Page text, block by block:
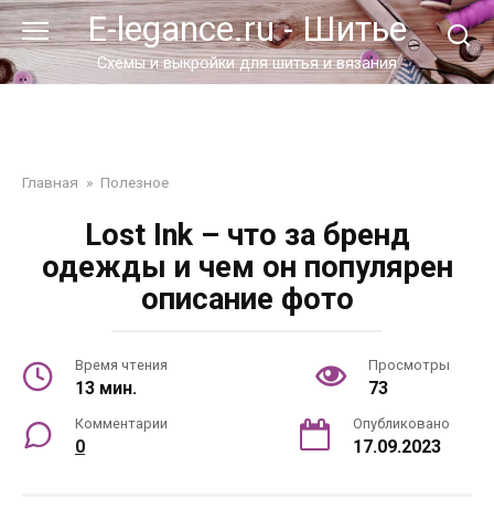
Перейти
к
контенту
E-legance.ru - Шитье
Схемы и выкройки для шитья и вязания
Главная » Полезное
Lost Ink – что за бренд
одежды и чем он популярен
описание фото
Время чтения
13 мин.
Просмотры
73
Комментарии
0
Опубликовано
17.09.2023